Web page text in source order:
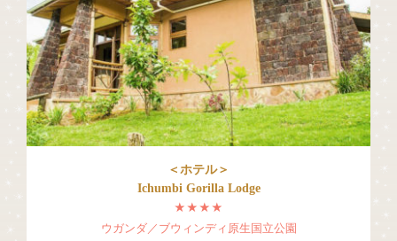
＜ホテル＞
Ichumbi Gorilla Lodge
★★★★
ウガンダ／ブウィンディ原生国立公園